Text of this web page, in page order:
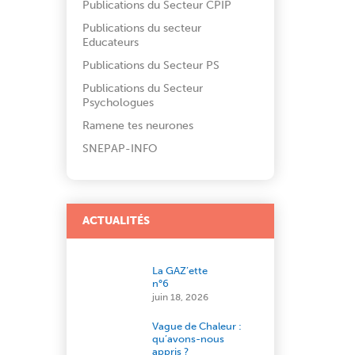
Publications du Secteur CPIP
Publications du secteur
Educateurs
Publications du Secteur PS
Publications du Secteur
Psychologues
Ramene tes neurones
SNEPAP-INFO
ACTUALITÉS
La GAZ’ette
n°6
juin 18, 2026
Vague de Chaleur :
qu’avons-nous
appris ?